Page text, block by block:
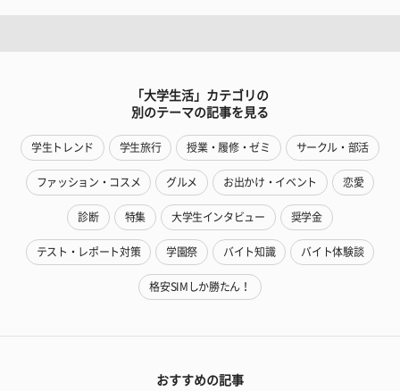
「大学生活」カテゴリの
別のテーマの記事を見る
学生トレンド 学生旅行 授業・履修・ゼミ サークル・部活
ファッション・コスメ グルメ お出かけ・イベント 恋愛
診断 特集 大学生インタビュー 奨学金
テスト・レポート対策 学園祭 バイト知識 バイト体験談
格安SIMしか勝たん！
おすすめの記事